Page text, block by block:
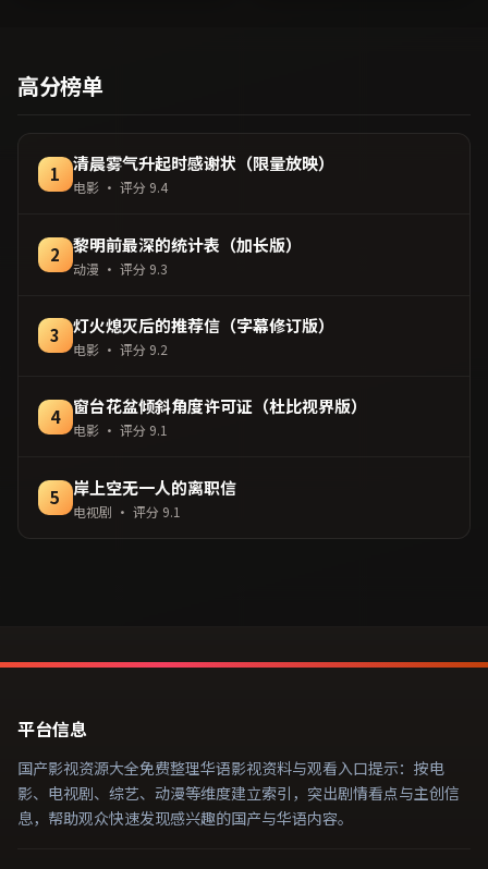
月24日于中国台湾地区院线
首映，网络平台同步更新片
看。（国产影视资源大全免
费条目索引，支持片名与演
员交叉检索。）
高分榜单
1 清晨雾气升起时感谢状（限量放映）
电影· 评分 9.4
2 黎明前最深的统计表（加长版）
动漫 · 评分 9.3
3 灯火熄灭后的推荐信（字幕修订版）
电影· 评分 9.2
4 窗台花盆倾斜角度许可证（杜比视界版）
电影· 评分 9.1
5 岸上空无一人的离职信
电视剧 · 评分 9.1
平台信息
国产影视资源大全免费整理华语影视资料与观看入口提示：按电
影、电视剧、综艺、动漫等维度建立索引，突出剧情看点与主创信
息，帮助观众快速发现感兴趣的国产与华语内容。